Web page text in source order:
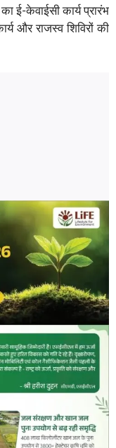
ई-केवाईसी कार्य प्रारंभ
और राजस्व शिविरों की